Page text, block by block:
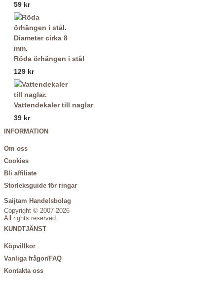
59 kr
Röda örhängen i stål
129 kr
Vattendekaler till naglar
39 kr
INFORMATION
Om oss
Cookies
Bli affiliate
Storleksguide för ringar
Saijtam Handelsbolag
Copyright © 2007-2026
All rights reserved.
KUNDTJÄNST
Köpvillkor
Vanliga frågor/FAQ
Kontakta oss